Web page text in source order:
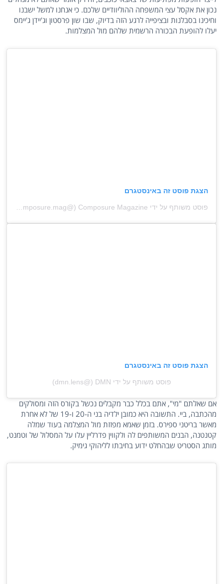
נכון את אקסל עצי המשפחה ההוליוודיים שלכם. כי אנחנו למשל ישבנו
וחיכינו בסבלנות ובציפייה לרגע הזה בדיוק, שבו שון פרסטון וג'יידן ג'יימס
יעלו להופעת הבכורה הרשמית שלהם מול המצלמות.
הצגת פוסט זה באינסטגרם
פוסט משותף על ידי ‏‎Composure Magazine‎‏ (@‏‎composure.mag‎‏)
הצגת פוסט זה באינסטגרם
פוסט משותף על ידי ‏‎DMN‎‏ (@‏‎dmn.lens‎‏)
אם שאלתם "מי", אתם בכלל כבר מקבלים נכשל בקורס הזה ומסולקים
מהכתבה, ביי. התשובה היא כמובן ילדיה בני ה-20 ו-19 של לא אחרת
מאשר בריטני ספירס. בזמן שאמא מפזזת מול המצלמה בעוד שמלה
קטנטנה, הבנים המשותפים לה ולקווין פדרליין עלו על המסלול של וטמנט,
מותג הסטריט שבהחלט ידוע בחיבתו לליהוקי גימיק.